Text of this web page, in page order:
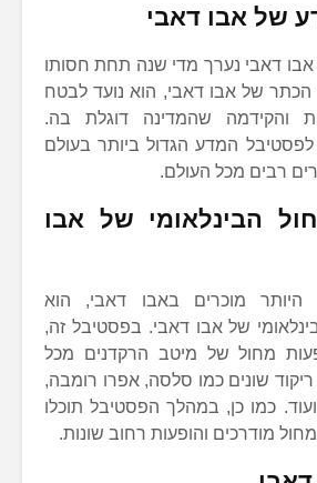
של אבו דאבי
דאבי נערך מדי שנה תחת חסותו
של אבו דאבי, הוא נועד לבטח
והקידמה שהמדינה דוגלת בה.
המדע הגדול ביותר בעולם
רבים מכל העולם.
הבינלאומי של אבו
מוכרים באבו דאבי, הוא
של אבו דאבי. בפסטיבל זה,
מחול של מיטב הרקדנים מכל
ריקוד שונים כמו סלסה, אפרו רומבה,
כמו כן, במהלך הפסטיבל תוכלו
מודרכים והופעות רחוב שונות.